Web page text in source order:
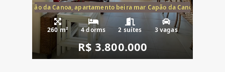
mar Capão da Canoa, apartamento beira mar Capão da Canoa,
260 m² 4 dorms 2 suítes 3 vagas
R$ 3.800.000